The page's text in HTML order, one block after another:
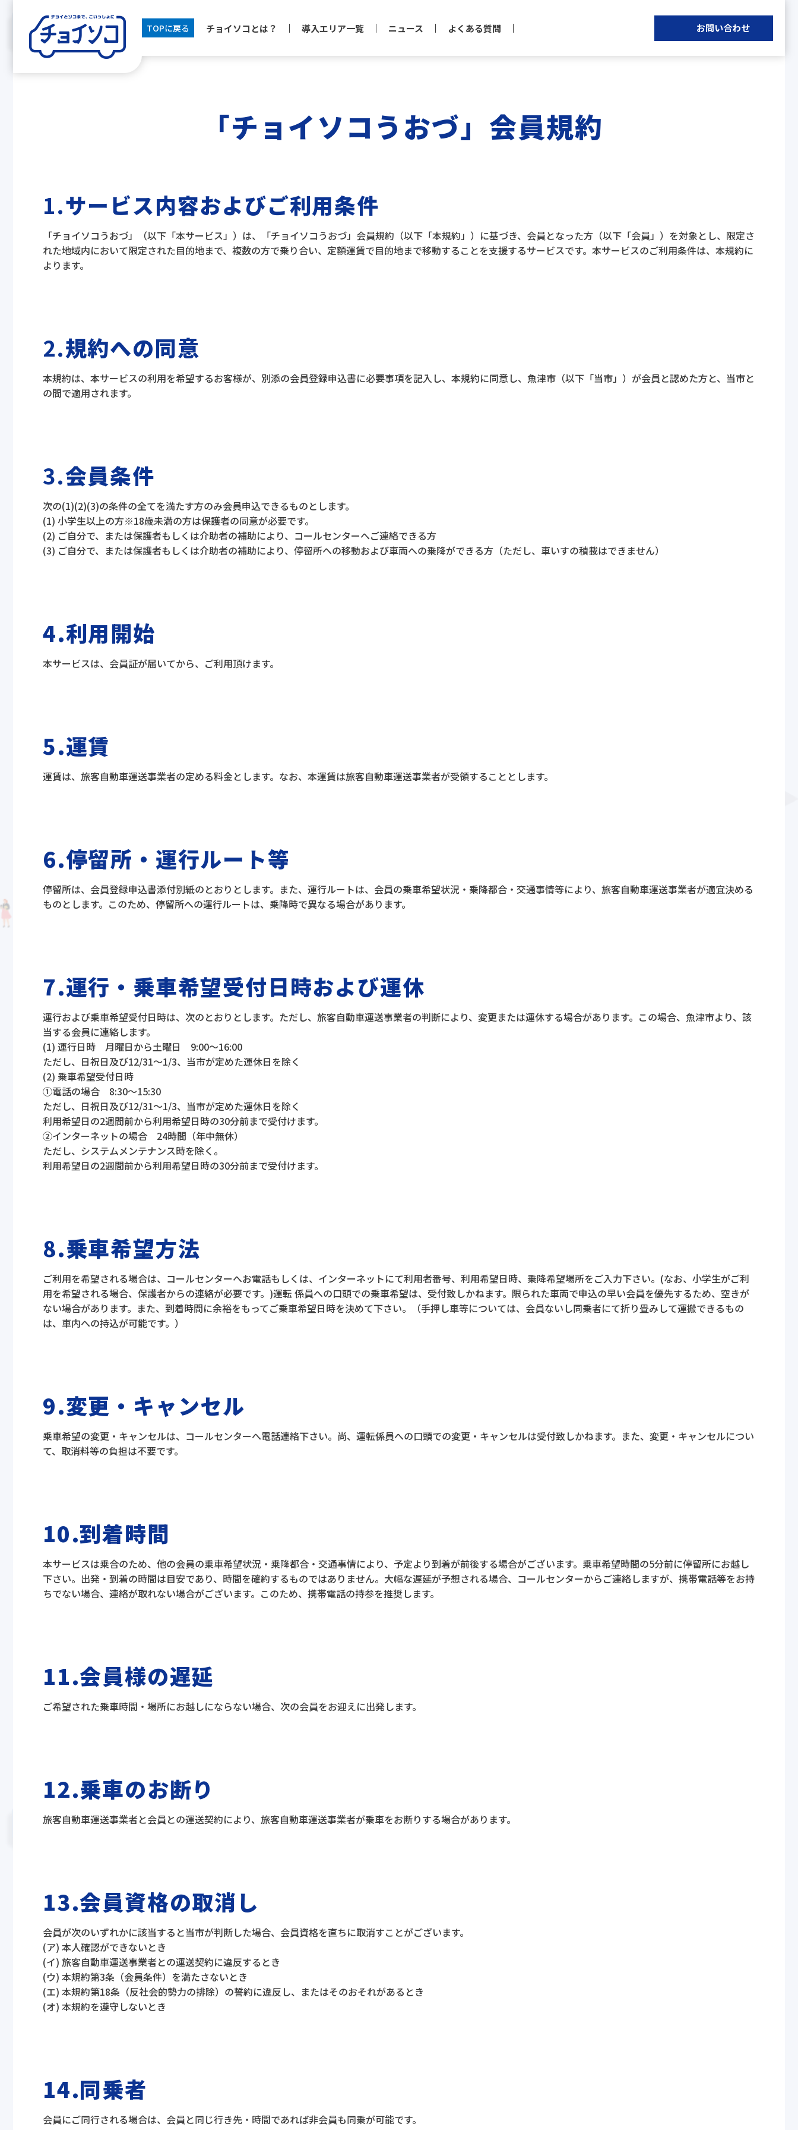
TOPに戻る チョイソコとは？ 導入エリア一覧 ニュース よくある質問 お問い合わせ
「チョイソコうおづ」会員規約
1.サービス内容およびご利用条件
「チョイソコうおづ」（以下「本サービス」）は、「チョイソコうおづ」会員規約（以下「本規約」）に基づき、会員となった方（以下「会員」）を対象とし、限定さ
れた地域内において限定された目的地まで、複数の方で乗り合い、定額運賃で目的地まで移動することを支援するサービスです。本サービスのご利用条件は、本規約に
よります。
2.規約への同意
本規約は、本サービスの利用を希望するお客様が、別添の会員登録申込書に必要事項を記入し、本規約に同意し、魚津市（以下「当市」）が会員と認めた方と、当市と
の間で適用されます。
3.会員条件
次の(1)(2)(3)の条件の全てを満たす方のみ会員申込できるものとします。
(1) 小学生以上の方※18歳未満の方は保護者の同意が必要です。
(2) ご自分で、または保護者もしくは介助者の補助により、コールセンターへご連絡できる方
(3) ご自分で、または保護者もしくは介助者の補助により、停留所への移動および車両への乗降ができる方（ただし、車いすの積載はできません）
4.利用開始
本サービスは、会員証が届いてから、ご利用頂けます。
5.運賃
運賃は、旅客自動車運送事業者の定める料金とします。なお、本運賃は旅客自動車運送事業者が受領することとします。
6.停留所・運行ルート等
停留所は、会員登録申込書添付別紙のとおりとします。また、運行ルートは、会員の乗車希望状況・乗降都合・交通事情等により、旅客自動車運送事業者が適宜決める
ものとします。このため、停留所への運行ルートは、乗降時で異なる場合があります。
7.運行・乗車希望受付日時および運休
運行および乗車希望受付日時は、次のとおりとします。ただし、旅客自動車運送事業者の判断により、変更または運休する場合があります。この場合、魚津市より、該
当する会員に連絡します。
(1) 運行日時 月曜日から土曜日 9:00～16:00
ただし、日祝日及び12/31～1/3、当市が定めた運休日を除く
(2) 乗車希望受付日時
①電話の場合 8:30～15:30
ただし、日祝日及び12/31～1/3、当市が定めた運休日を除く
利用希望日の2週間前から利用希望日時の30分前まで受付けます。
②インターネットの場合 24時間（年中無休）
ただし、システムメンテナンス時を除く。
利用希望日の2週間前から利用希望日時の30分前まで受付けます。
8.乗車希望方法
ご利用を希望される場合は、コールセンターへお電話もしくは、インターネットにて利用者番号、利用希望日時、乗降希望場所をご入力下さい。(なお、小学生がご利
用を希望される場合、保護者からの連絡が必要です。)運転 係員への口頭での乗車希望は、受付致しかねます。限られた車両で申込の早い会員を優先するため、空きが
ない場合があります。また、到着時間に余裕をもってご乗車希望日時を決めて下さい。（手押し車等については、会員ないし同乗者にて折り畳みして運搬できるもの
は、車内への持込が可能です。）
9.変更・キャンセル
乗車希望の変更・キャンセルは、コールセンターへ電話連絡下さい。尚、運転係員への口頭での変更・キャンセルは受付致しかねます。また、変更・キャンセルについ
て、取消料等の負担は不要です。
10.到着時間
本サービスは乗合のため、他の会員の乗車希望状況・乗降都合・交通事情により、予定より到着が前後する場合がございます。乗車希望時間の5分前に停留所にお越し
下さい。出発・到着の時間は目安であり、時間を確約するものではありません。大幅な遅延が予想される場合、コールセンターからご連絡しますが、携帯電話等をお持
ちでない場合、連絡が取れない場合がございます。このため、携帯電話の持参を推奨します。
11.会員様の遅延
ご希望された乗車時間・場所にお越しにならない場合、次の会員をお迎えに出発します。
12.乗車のお断り
旅客自動車運送事業者と会員との運送契約により、旅客自動車運送事業者が乗車をお断りする場合があります。
13.会員資格の取消し
会員が次のいずれかに該当すると当市が判断した場合、会員資格を直ちに取消すことがございます。
(ア) 本人確認ができないとき
(イ) 旅客自動車運送事業者との運送契約に違反するとき
(ウ) 本規約第3条（会員条件）を満たさないとき
(エ) 本規約第18条（反社会的勢力の排除）の誓約に違反し、またはそのおそれがあるとき
(オ) 本規約を遵守しないとき
14.同乗者
会員にご同行される場合は、会員と同じ行き先・時間であれば非会員も同乗が可能です。